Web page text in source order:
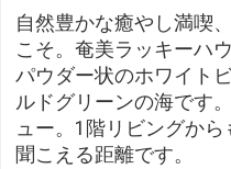
自然豊かな癒やし満喫
こそ。奄美ラッキーハ
パウダー状のホワイト
ルドグリーンの海です
ュー。1階リビングか
聞こえる距離です。